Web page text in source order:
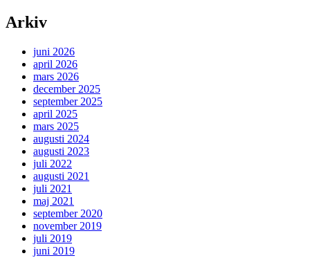
Arkiv
juni 2026
april 2026
mars 2026
december 2025
september 2025
april 2025
mars 2025
augusti 2024
augusti 2023
juli 2022
augusti 2021
juli 2021
maj 2021
september 2020
november 2019
juli 2019
juni 2019